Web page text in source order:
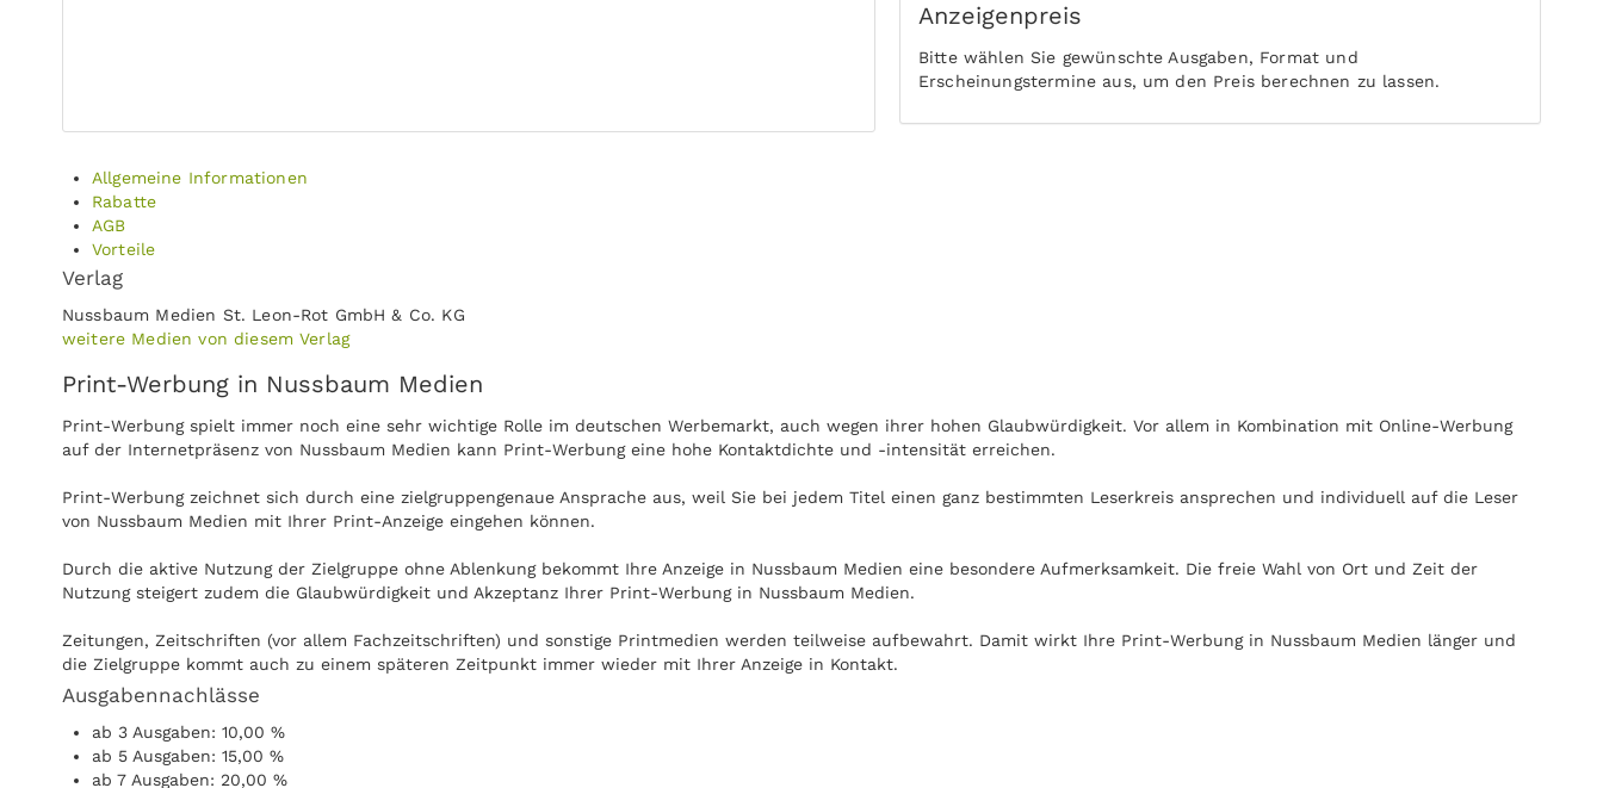
Anzeigenpreis
Bitte wählen Sie gewünschte Ausgaben, Format und
Erscheinungstermine aus, um den Preis berechnen zu lassen.
Allgemeine Informationen
Rabatte
AGB
Vorteile
Verlag
Nussbaum Medien St. Leon-Rot GmbH & Co. KG
weitere Medien von diesem Verlag
Print-Werbung in Nussbaum Medien
Print-Werbung spielt immer noch eine sehr wichtige Rolle im deutschen Werbemarkt, auch wegen ihrer hohen Glaubwürdigkeit. Vor allem in Kombination mit Online-Werbung
auf der Internetpräsenz von Nussbaum Medien kann Print-Werbung eine hohe Kontaktdichte und -intensität erreichen.
Print-Werbung zeichnet sich durch eine zielgruppengenaue Ansprache aus, weil Sie bei jedem Titel einen ganz bestimmten Leserkreis ansprechen und individuell auf die Leser
von Nussbaum Medien mit Ihrer Print-Anzeige eingehen können.
Durch die aktive Nutzung der Zielgruppe ohne Ablenkung bekommt Ihre Anzeige in Nussbaum Medien eine besondere Aufmerksamkeit. Die freie Wahl von Ort und Zeit der
Nutzung steigert zudem die Glaubwürdigkeit und Akzeptanz Ihrer Print-Werbung in Nussbaum Medien.
Zeitungen, Zeitschriften (vor allem Fachzeitschriften) und sonstige Printmedien werden teilweise aufbewahrt. Damit wirkt Ihre Print-Werbung in Nussbaum Medien länger und
die Zielgruppe kommt auch zu einem späteren Zeitpunkt immer wieder mit Ihrer Anzeige in Kontakt.
Anzeigen können zudem nachgeblättert und mitgenommen werden. Die Nutzung von Nussbaum Medien ist unabhängig von elektronischen Medien. Nussbaum Medien kann ohne
Internet praktisch überall gelesen werden, zum Beispiel in Zug oder U-Bahn auf dem Weg zur Arbeit.
Ausgabennachlässe
ab 3 Ausgaben: 10,00 %
ab 5 Ausgaben: 15,00 %
ab 7 Ausgaben: 20,00 %